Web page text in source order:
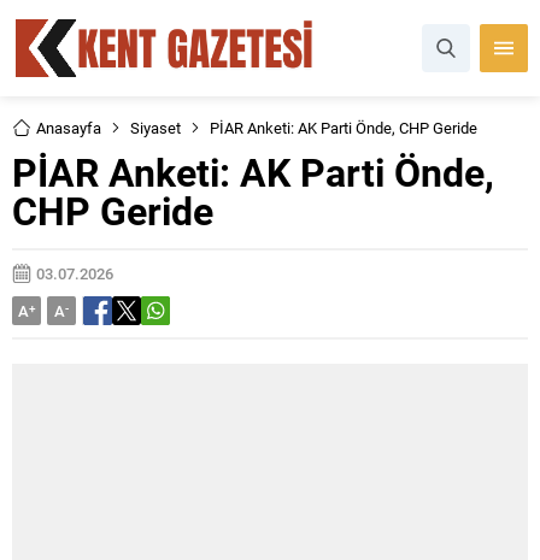
Anasayfa Siyaset PİAR Anketi: AK Parti Önde, CHP Geride
PİAR Anketi: AK Parti Önde,
CHP Geride
03.07.2026
A+ A-